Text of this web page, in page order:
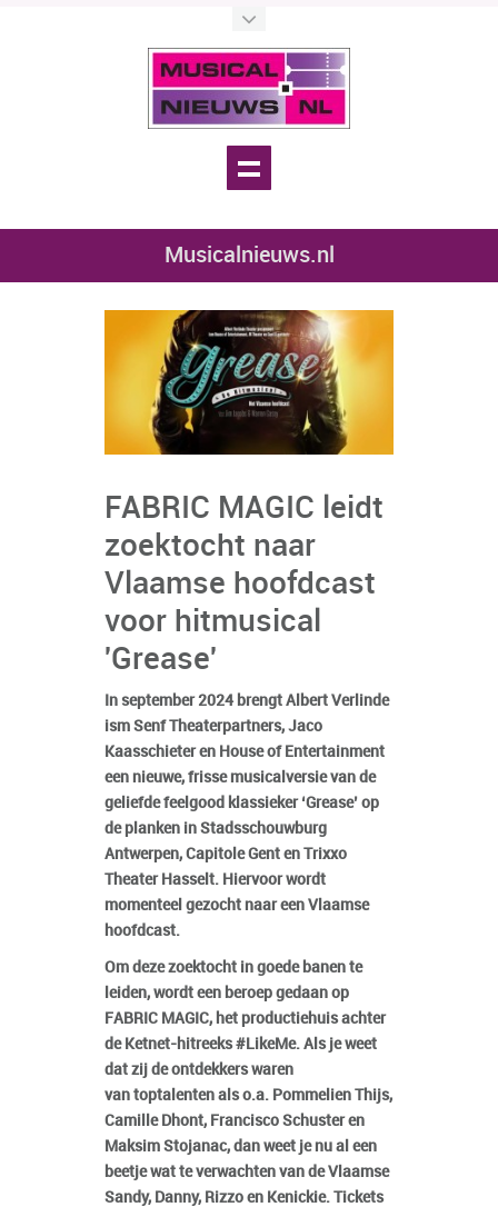
Musicalnieuws.nl
FABRIC MAGIC leidt
zoektocht naar
Vlaamse hoofdcast
voor hitmusical
'Grease'
In september 2024 brengt Albert Verlinde
ism Senf Theaterpartners, Jaco
Kaasschieter en House of Entertainment
een nieuwe, frisse musicalversie van de
geliefde feelgood klassieker ‘Grease’ op
de planken in Stadsschouwburg
Antwerpen, Capitole Gent en Trixxo
Theater Hasselt. Hiervoor wordt
momenteel gezocht naar een Vlaamse
hoofdcast.
Om deze zoektocht in goede banen te
leiden, wordt een beroep gedaan op
FABRIC MAGIC, het productiehuis achter
de Ketnet-hitreeks #LikeMe. Als je weet
dat zij de ontdekkers waren
van toptalenten als o.a. Pommelien Thijs,
Camille Dhont, Francisco Schuster en
Maksim Stojanac, dan weet je nu al een
beetje wat te verwachten van de Vlaamse
Sandy, Danny, Rizzo en Kenickie. Tickets